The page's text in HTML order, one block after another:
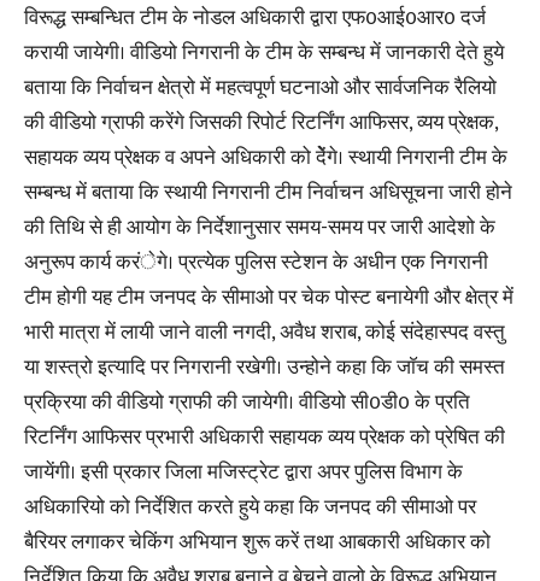
विरूद्ध सम्बन्धित टीम के नोडल अधिकारी द्वारा एफ0आई0आर0 दर्ज
करायी जायेगी। वीडियो निगरानी के टीम के सम्बन्ध में जानकारी देते हुये
बताया कि निर्वाचन क्षेत्रो में महत्वपूर्ण घटनाओ और सार्वजनिक रैलियो
की वीडियो ग्राफी करेंगे जिसकी रिपोर्ट रिटर्निंग आफिसर, व्यय प्रेक्षक,
सहायक व्यय प्रेक्षक व अपने अधिकारी को देेंगे। स्थायी निगरानी टीम के
सम्बन्ध में बताया कि स्थायी निगरानी टीम निर्वाचन अधिसूचना जारी होने
की तिथि से ही आयोग के निर्देशानुसार समय-समय पर जारी आदेशो के
अनुरूप कार्य करंेगे। प्रत्येक पुलिस स्टेशन के अधीन एक निगरानी
टीम होगी यह टीम जनपद के सीमाओ पर चेक पोस्ट बनायेगी और क्षेत्र में
भारी मात्रा में लायी जाने वाली नगदी, अवैध शराब, कोई संदेहास्पद वस्तु
या शस्त्रो इत्यादि पर निगरानी रखेगी। उन्होने कहा कि जाॅच की समस्त
प्रक्रिया की वीडियो ग्राफी की जायेगी। वीडियो सी0डी0 के प्रति
रिटर्निंग आफिसर प्रभारी अधिकारी सहायक व्यय प्रेक्षक को प्रेषित की
जायेंगी। इसी प्रकार जिला मजिस्ट्रेट द्वारा अपर पुलिस विभाग के
अधिकारियो को निर्देशित करते हुये कहा कि जनपद की सीमाओ पर
बैरियर लगाकर चेकिंग अभियान शुरू करें तथा आबकारी अधिकार को